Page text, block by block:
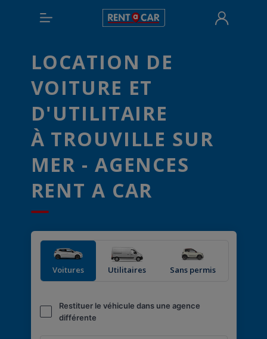
LOCATION DE
VOITURE ET
D'UTILITAIRE
À TROUVILLE SUR
MER - AGENCES
RENT A CAR
Voitures Utilitaires Sans permis
Restituer le véhicule dans une agence
différente